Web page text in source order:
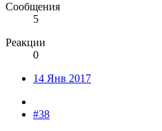
Сообщения
5
Реакции
0
14 Янв 2017
#38